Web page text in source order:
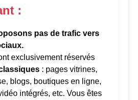
:
pas de trafic vers
exclusivement réservés
: pages vitrines,
blogs, boutiques en ligne,
intégrés, etc. Vous êtes